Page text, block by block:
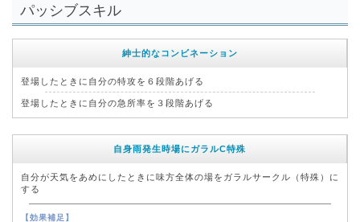
パッシブスキル
紳士的なコンビネーション
登場したときに自分の特攻を６段階あげる
登場したときに自分の急所率を３段階あげる
自身雨発生時場にガラルC特殊
自分が天気をあめにしたときに味方全体の場をガラルサークル（特殊）に
する
【効果補足】